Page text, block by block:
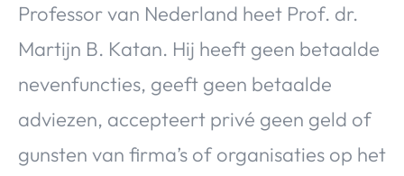
Health & Beauty
Huis & Tuin
Nieuws & Media
Over Valerie
Professor van Nederland heet Prof. dr.
Martijn B. Katan. Hij heeft geen betaalde
nevenfuncties, geeft geen betaalde
adviezen, accepteert privé geen geld of
gunsten van firma’s of organisaties op het